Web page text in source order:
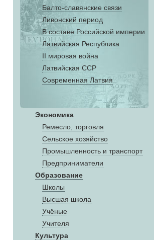
Балто-славянские связи
Ливонский период
В составе Российской империи
Латвийская Республика
II мировая война
Латвийская ССР
Современная Латвия
Экономика
Ремесло, торговля
Сельское хозяйство
Промышленность и транспорт
Предприниматели
Образование
Школы
Высшая школа
Учёные
Учителя
Культура